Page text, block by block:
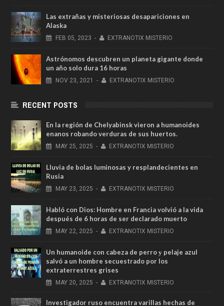
Las extrañas y misteriosas desapariciones en
Alaska
FEB 05, 2023 - EXTRANOTIX MISTERIO
Astrónomos descubren un planeta gigante donde
un año solo dura 16 horas
NOV 23, 2021 - EXTRANOTIX MISTERIO
RECENT POSTS
En la región de Chelyabinsk vieron a humanoides
enanos robando verduras de sus huertos.
MAY 25, 2025 - EXTRANOTIX MISTERIO
Lluvia de bolas luminosas y resplandecientes en
Rusia
MAY 23, 2025 - EXTRANOTIX MISTERIO
Habló con Dios: Hombre en Francia volvió a la vida
después de 6 horas de ser declarado muerto
MAY 22, 2025 - EXTRANOTIX MISTERIO
Un humanoide con cabeza de perro у pelaje azul
salvó a un hombre secuestrado por los
extraterrestres grises
MAY 20, 2025 - EXTRANOTIX MISTERIO
Investigador ruso encuentra varillas hechas de